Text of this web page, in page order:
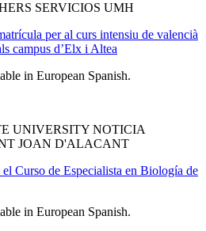
SERVICIOS UMH
per al curs intensiu de valencià
campus d’Elx i Altea
in European Spanish.
UNIVERSITY NOTICIA
JOAN D'ALACANT
Curso de Especialista en Biología de
in European Spanish.